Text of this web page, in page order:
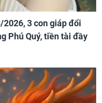
3 con giáp đổi
Phú Quý, tiền tài đầy